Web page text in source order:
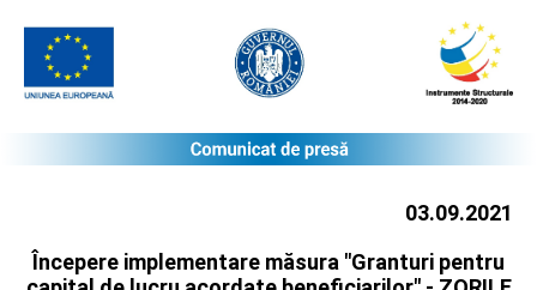
03.09.2021
Începere implementare măsura "Granturi pentru